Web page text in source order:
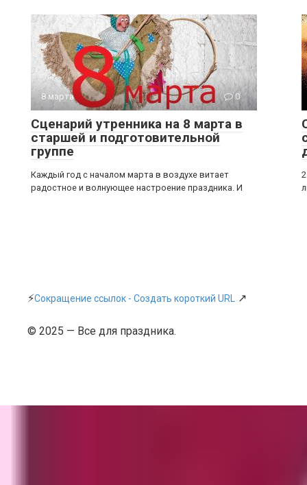
8 марта 0
Сценарий утренника на 8 марта в
старшей и подготовительной
группе
Каждый год с началом марта в воздухе витает
радостное и волнующее настроение праздника. И
⚡Сокращение ссылок - Создать короткий URL ↗
© 2025 — Все для праздника.